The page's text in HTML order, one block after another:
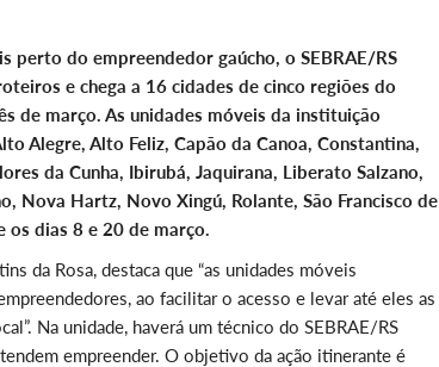
perto do empreendedor gaúcho, o SEBRAE/RS
e chega a 16 cidades de cinco regiões do
de março. As unidades móveis da instituição
Alegre, Alto Feliz, Capão da Canoa, Constantina,
da Cunha, Ibirubá, Jaquirana, Liberato Salzano,
Nova Hartz, Novo Xingú, Rolante, São Francisco de
os dias 8 e 20 de março.
da Rosa, destaca que “as unidades móveis
ao facilitar o acesso e levar até eles as
Na unidade, haverá um técnico do SEBRAE/RS
empreender. O objetivo da ação itinerante é